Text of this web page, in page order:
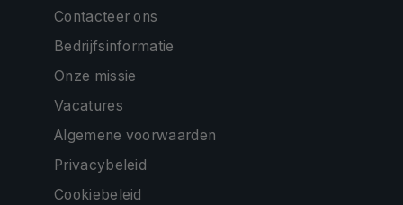
Contacteer ons
Bedrijfsinformatie
Onze missie
Vacatures
Algemene voorwaarden
Privacybeleid
Cookiebeleid